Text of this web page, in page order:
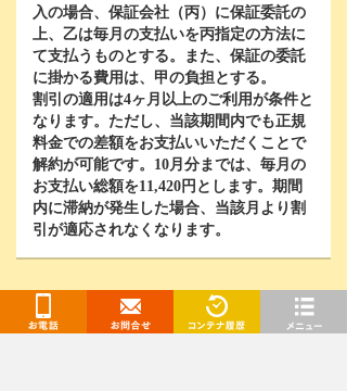
入の場合、保証会社（丙）に保証委託の
上、乙は毎月の支払いを丙指定の方法に
て支払うものとする。また、保証の委託
に掛かる費用は、甲の負担とする。
割引の適用は4ヶ月以上のご利用が条件と
なります。ただし、当該期間内でも正規
料金での差額をお支払いいただくことで
解約が可能です。 10 月分までは、毎月の
お支払い総額を11,420 円とします。期間
内に滞納が発生した場合、当該月より割
引が適応されなくなります。
契約手続きに進む